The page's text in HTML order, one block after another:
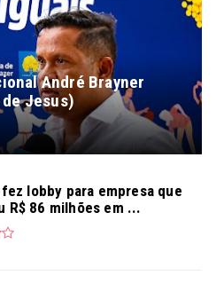
André Brayner
Jesus)
lobby para empresa que
R$ 86 milhões em ...